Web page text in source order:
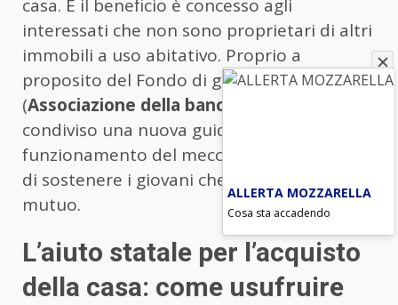
casa. E il beneficio è concesso agli
interessati che non sono proprietari di altri
immobili a uso abitativo. Proprio a
proposito del Fondo di garanzia, l’ABI
(Associazione della banche italiane
condiviso una nuova guida sul
funzionamento del meccanismo che cerca
di sostenere i giovani che richiedono un
mutuo.
L’aiuto statale per l’acquisto
della casa: come usufruire
ALLERTA MOZZARELLA
Cosa sta accadendo